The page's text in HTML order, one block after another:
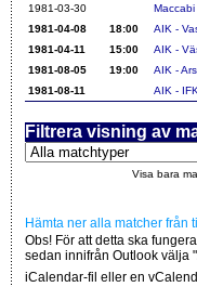
1981-03-30
Maccabi
1981-04-08
18:00 AIK -
1981-04-11
15:00 AIK -
1981-08-05
19:00 AIK -
1981-08-11
AIK -
Filtrera visning av
Visa bara
Hämta ner alla matcher från
Obs! För att detta ska
sedan innifrån Outlook välja
iCalendar-fil eller en